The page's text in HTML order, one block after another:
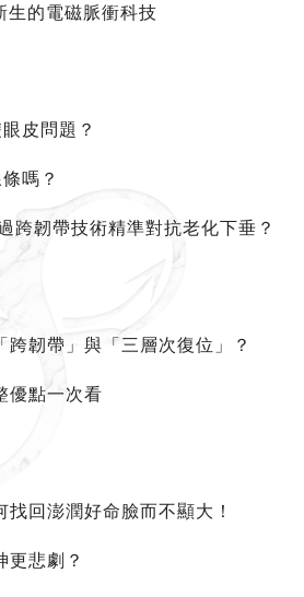
生的電磁脈衝科技
皮問題？
嗎？
跨韌帶技術精準對抗老化下垂？
韌帶」與「三層次復位」？
優點一次看
回澎潤好命臉而不顯大！
更悲劇？